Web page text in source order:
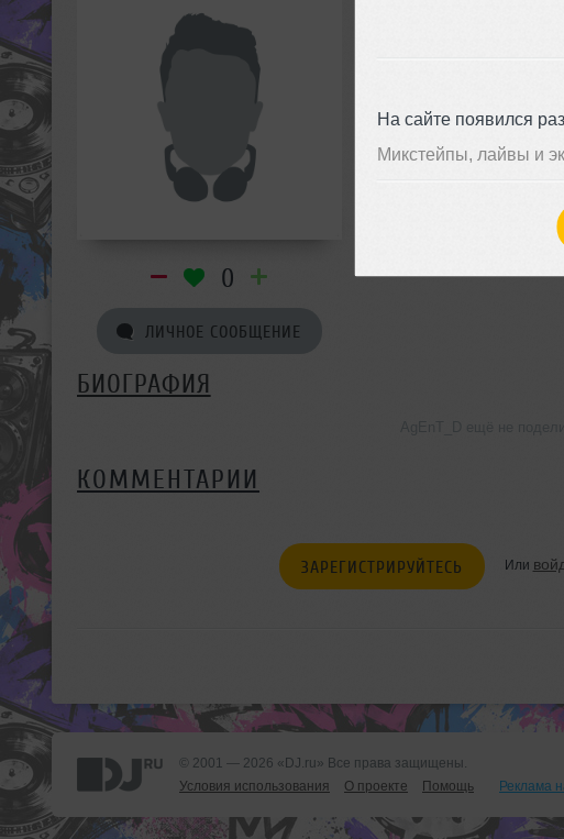
На сайте появился
Микстейпы, лайвы и
0
ЛИЧНОЕ СООБЩЕНИЕ
БИОГРАФИЯ
КОММЕНТАРИИ
ЗАРЕГИСТРИРУЙТЕСЬ Или
© 2001 — 2026 «DJ.ru» Все права защищены.
Условия использования
О проекте Помощь Реклама